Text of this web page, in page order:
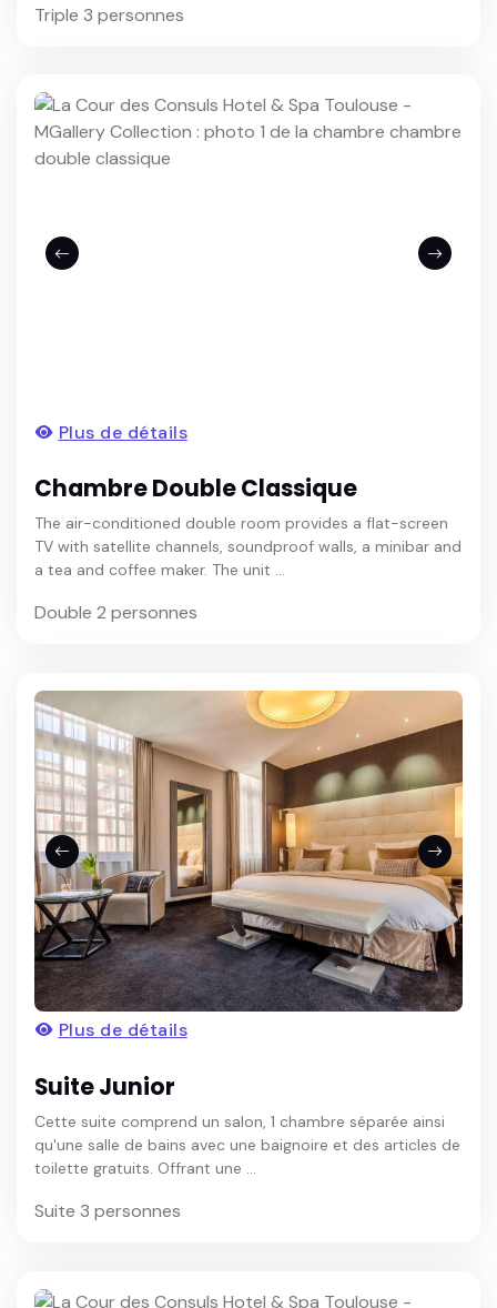
Triple 3 personnes
Plus de détails
Chambre Double Classique
The air-conditioned double room provides a flat-screen
TV with satellite channels, soundproof walls, a minibar and
a tea and coffee maker. The unit ...
Double 2 personnes
Plus de détails
Suite Junior
Cette suite comprend un salon, 1 chambre séparée ainsi
qu'une salle de bains avec une baignoire et des articles de
toilette gratuits. Offrant une ...
Suite 3 personnes